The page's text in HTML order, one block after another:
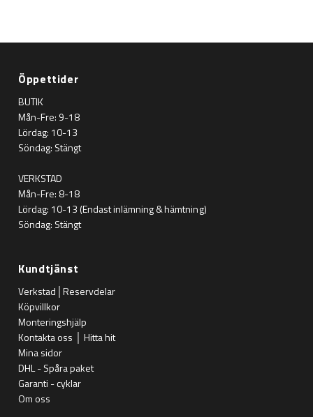
Öppettider
BUTIK
Mån-Fre: 9-18
Lördag: 10-13
Söndag: Stängt
VERKSTAD
Mån-Fre: 8-18
Lördag: 10-13 (Endast inlämning & hämtning)
Söndag: Stängt
Kundtjänst
Verkstad│Reservdelar
Köpvillkor
Monteringshjälp
Kontakta oss │ Hitta hit
Mina sidor
DHL - Spåra paket
Garanti - cyklar
Om oss